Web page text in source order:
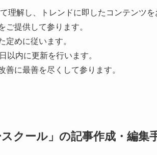
理解し、トレンドに即したコンテンツを
提供して参ります。
定めに従います。
以内に更新を行います。
に最善を尽くして参ります。
クール」の記事作成・編集